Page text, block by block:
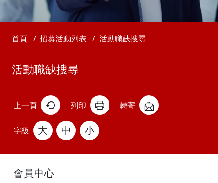
首頁 招募活動列表 活動職缺搜尋
活動職缺搜尋
上一頁
字級 大 中 小
列印 轉寄
會員中心